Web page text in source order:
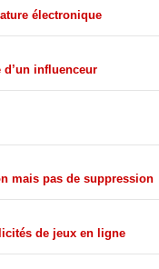
électronique
influenceur
mais pas de suppression
de jeux en ligne